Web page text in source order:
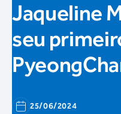
Jaqueline
seu
25/06/2024